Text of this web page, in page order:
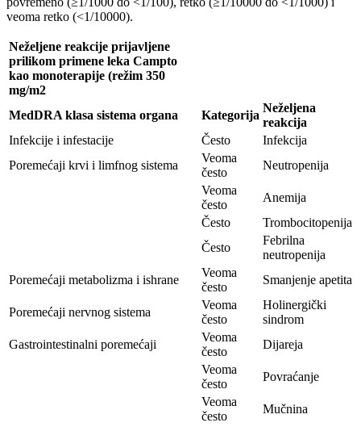
veoma retko (<1/10000).
Neželjene reakcije prijavljene
prilikom primene leka Campto
kao monoterapije (režim 350
mg/m2
MedDRA klasa sistema organa
Kategorija
Neželjena
reakcija
Infekcije i infestacije
Često
Infekcija
Poremećaji krvi i limfnog sistema
Veoma
često
Neutropenija
Veoma
često
Anemija
Često
Trombocitopenija
Često
Febrilna
neutropenija
Poremećaji metabolizma i ishrane
Veoma
često
Smanjenje apetita
Poremećaji nervnog sistema
Veoma
često
Holinergički
sindrom
Gastrointestinalni poremećaji
Veoma
često
Dijareja
Veoma
često
Povraćanje
Veoma
često
Mučnina